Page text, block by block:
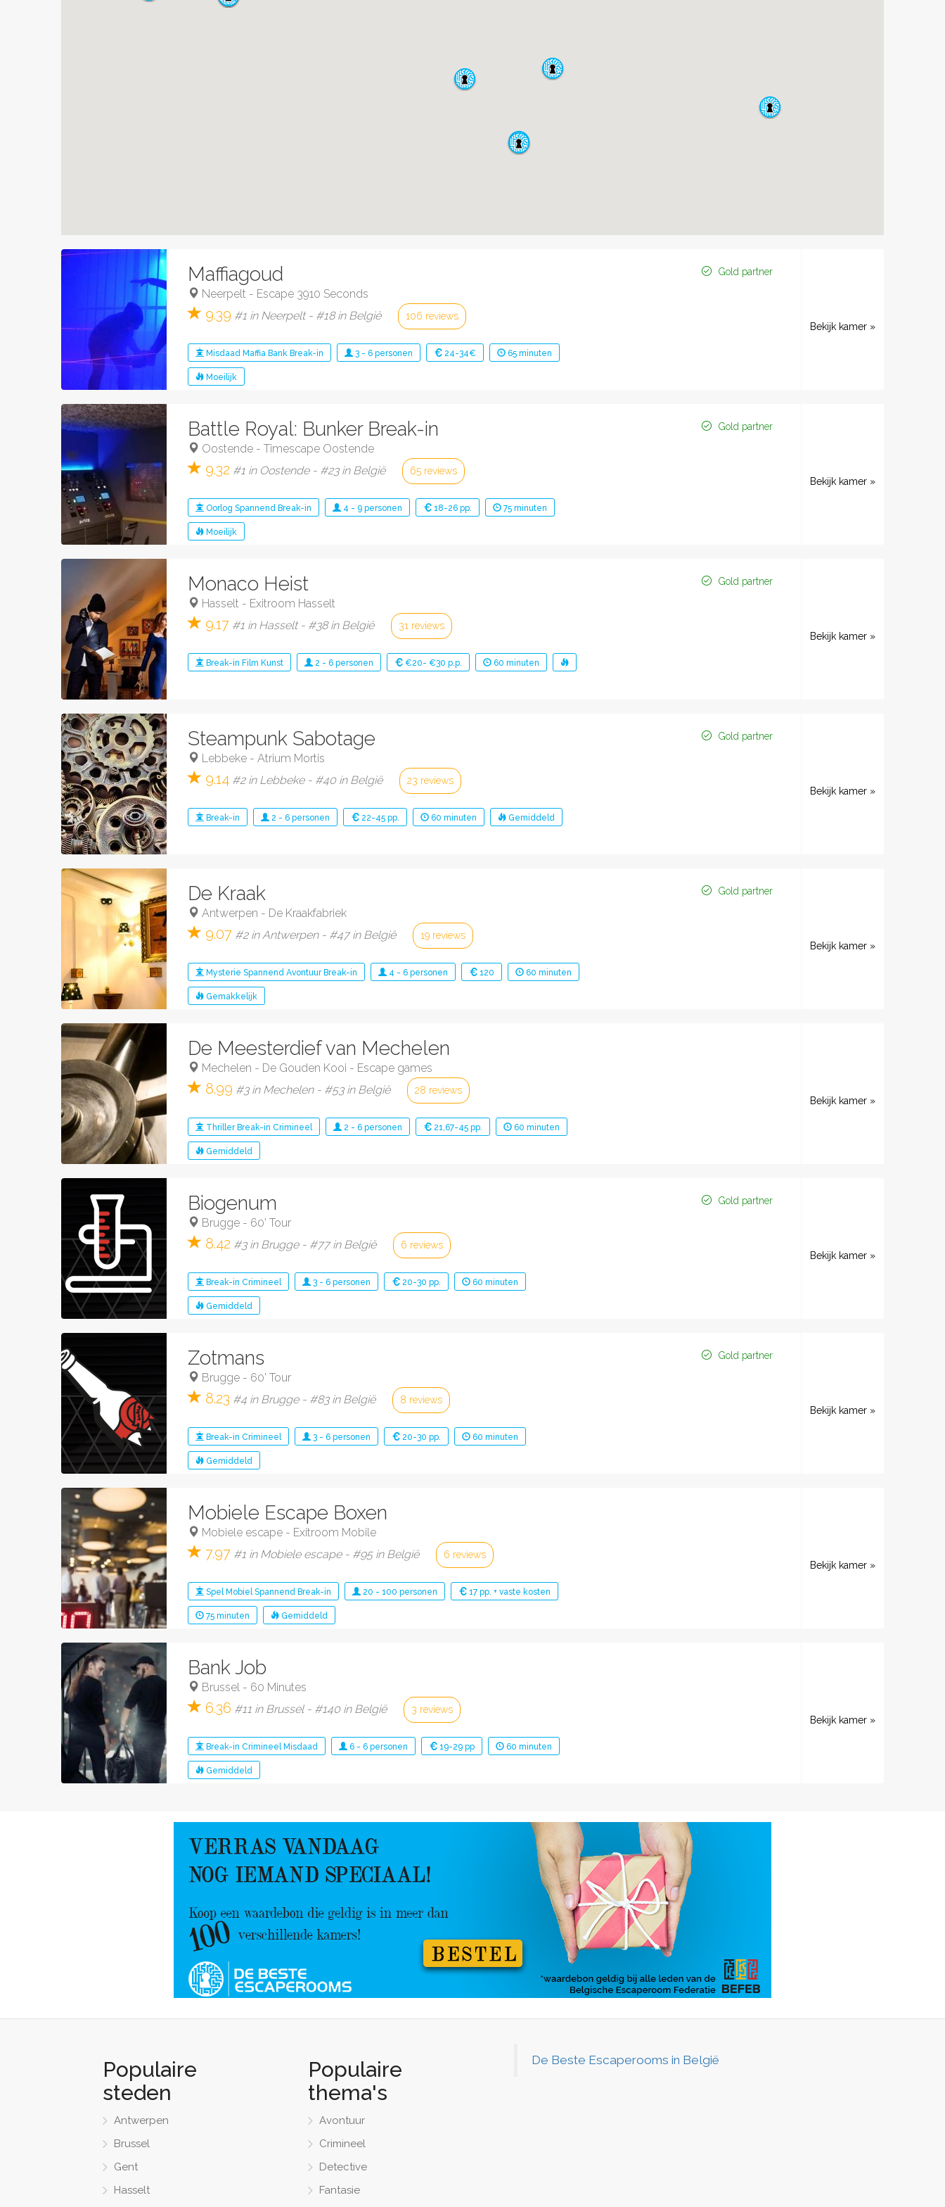
Gold partner
Maffiagoud
Neerpelt - Escape 3910 Seconds
9.39 #1 in Neerpelt - #18 in België 106 reviews
Misdaad Maffia Bank Break-in 3 - 6 personen 24-34€ 65 minuten
Moeilijk
Bekijk kamer »
Gold partner
Battle Royal: Bunker Break-in
Oostende - Timescape Oostende
9.32 #1 in Oostende - #23 in België 65 reviews
Oorlog Spannend Break-in 4 - 9 personen 18-26 pp. 75 minuten
Moeilijk
Bekijk kamer »
Gold partner
Monaco Heist
Hasselt - Exitroom Hasselt
9.17 #1 in Hasselt - #38 in België 31 reviews
Break-in Film Kunst 2 - 6 personen €20- €30 p.p. 60 minuten
Bekijk kamer »
Gold partner
Steampunk Sabotage
Lebbeke - Atrium Mortis
9.14 #2 in Lebbeke - #40 in België 23 reviews
Break-in 2 - 6 personen 22-45 pp. 60 minuten Gemiddeld
Bekijk kamer »
Gold partner
De Kraak
Antwerpen - De Kraakfabriek
9.07 #2 in Antwerpen - #47 in België 19 reviews
Mysterie Spannend Avontuur Break-in 4 - 6 personen 120 60 minuten
Gemakkelijk
Bekijk kamer »
De Meesterdief van Mechelen
Mechelen - De Gouden Kooi - Escape games
8.99 #3 in Mechelen - #53 in België 28 reviews
Thriller Break-in Crimineel 2 - 6 personen 21,67-45 pp. 60 minuten
Gemiddeld
Bekijk kamer »
Gold partner
Biogenum
Brugge - 60' Tour
8.42 #3 in Brugge - #77 in België 6 reviews
Break-in Crimineel 3 - 6 personen 20-30 pp. 60 minuten
Gemiddeld
Bekijk kamer »
Gold partner
Zotmans
Brugge - 60' Tour
8.23 #4 in Brugge - #83 in België 8 reviews
Break-in Crimineel 3 - 6 personen 20-30 pp. 60 minuten
Gemiddeld
Bekijk kamer »
Mobiele Escape Boxen
Mobiele escape - Exitroom Mobile
7.97 #1 in Mobiele escape - #95 in België 6 reviews
Spel Mobiel Spannend Break-in 20 - 100 personen 17 pp. + vaste kosten
75 minuten Gemiddeld
Bekijk kamer »
Bank Job
Brussel - 60 Minutes
6.36 #11 in Brussel - #140 in België 3 reviews
Break-in Crimineel Misdaad 6 - 6 personen 19-29 pp 60 minuten
Gemiddeld
Bekijk kamer »
Populaire
steden
Antwerpen
Brussel
Gent
Hasselt
Populaire
thema's
Avontuur
Crimineel
Detective
Fantasie
De Beste Escaperooms in België